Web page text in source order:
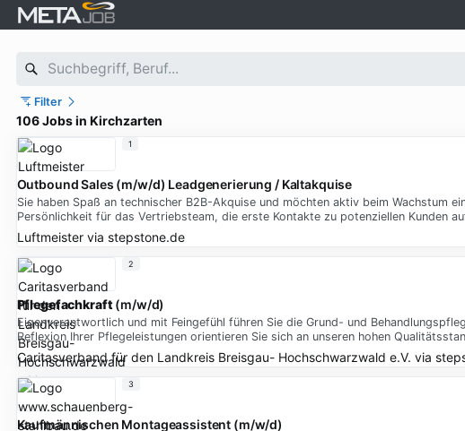
Filter
106 Jobs in Kirchzarten
Outbound Sales (m/w/d) Leadgenerierung / Kaltakquise
Sie haben Spaß an technischer B2B-Akquise und möchten aktiv beim Wachstum
Persönlichkeit für das Vertriebsteam, die erste Kontakte zu potenziellen Kunden
Luftmeistervia stepstone.de
1
Pflegefachkraft (m/w/d)
Eigenverantwortlich und mit Feingefühl führen Sie die Grund- und
Reflexion Ihrer Pflegeleistungen orientieren Sie sich an unseren hohen
Caritasverband für den Landkreis Breisgau- Hochschwarzwald e.V. via
2
Kaufmännischen Montageassistent (m/w/d)
3